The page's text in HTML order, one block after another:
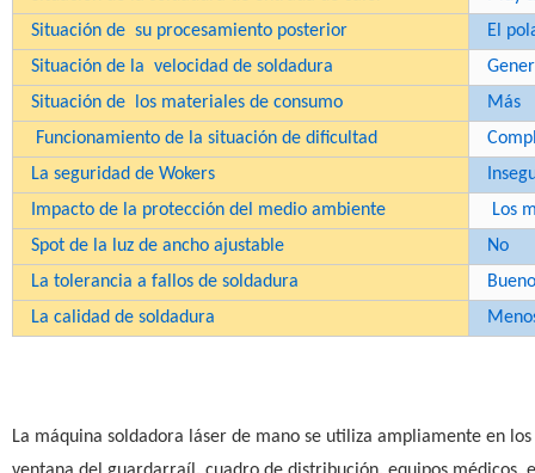
Situación de su procesamiento posterior
El
Situación de la velocidad de soldadura
Situación de
los materiales de consumo
Más
Funcionamiento de la situación de dificultad
La seguridad de Wokers
Impacto de la protección del medio ambiente
Los
Spot de la luz de ancho ajustable
No
La tolerancia a fallos de soldadura
Bueno
La calidad de soldadura
La máquina soldadora láser de mano se utiliza ampliamente en